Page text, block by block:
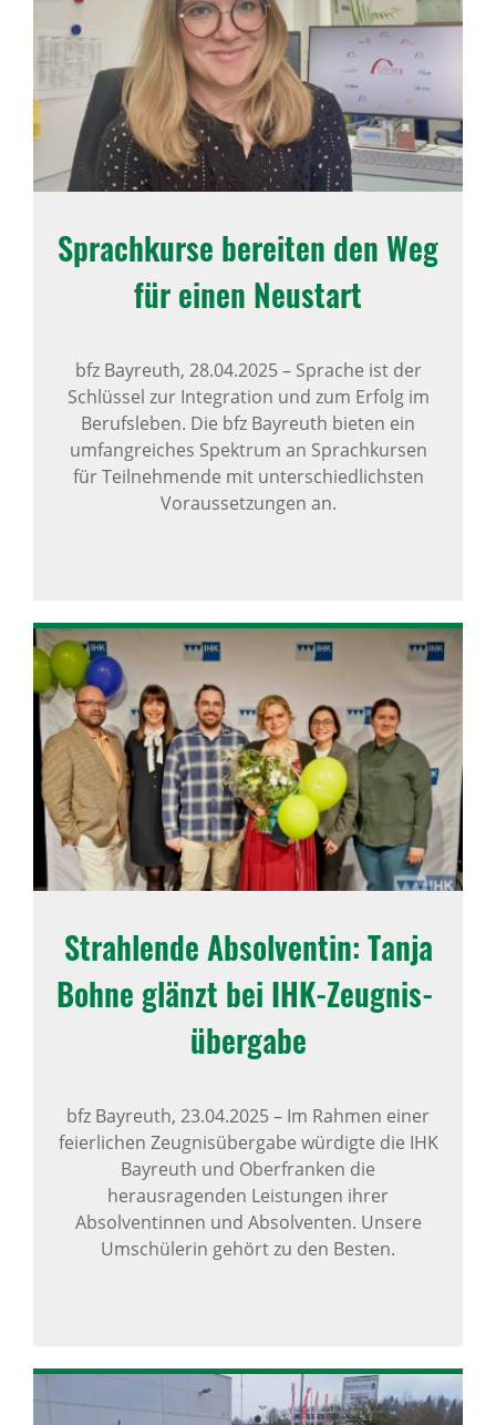
Sprach­kurse bereiten den Weg
für einen Neustart
bfz Bayreuth, 28.04.2025–Sprache ist der
Schlüssel zur Integration und zum Erfolg im
Berufsleben. Die bfz Bayreuth bieten ein
umfangreiches Spektrum an Sprachkursen
für Teilnehmende mit unterschiedlichsten
Voraussetzungen an.
Strah­lende Absol­ventin: Tanja
Bohne glänzt bei IHK-Zeug­nis­
über­gabe
bfz Bayreuth, 23.04.2025– Im Rahmen einer
feierlichen Zeugnisübergabe würdigte die IHK
Bayreuth und Oberfranken die
herausragenden Leistungen ihrer
Absolventinnen und Absolventen. Unsere
Umschülerin gehört zu den Besten.